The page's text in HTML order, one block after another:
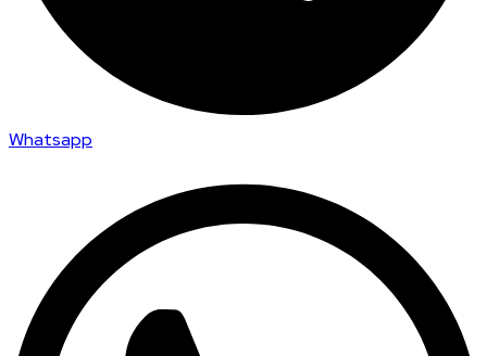
Whatsapp